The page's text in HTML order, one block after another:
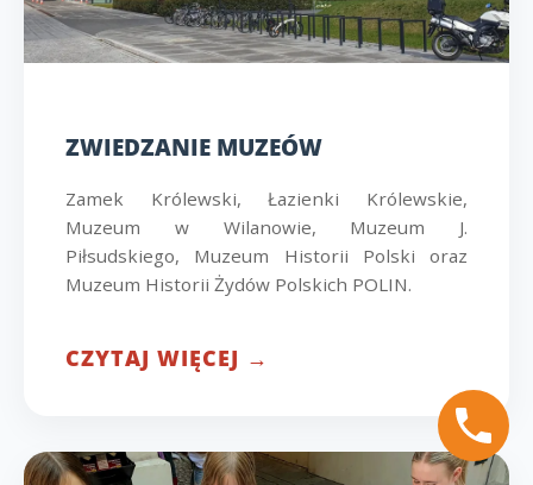
ZWIEDZANIE MUZEÓW
Zamek Królewski, Łazienki Królewskie,
Muzeum w Wilanowie, Muzeum J.
Piłsudskiego, Muzeum Historii Polski oraz
Muzeum Historii Żydów Polskich POLIN.
CZYTAJ WIĘCEJ →